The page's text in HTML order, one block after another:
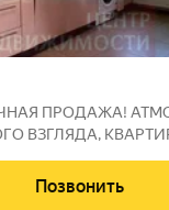
ПРОДАЖА!
ВЗГЛЯДА,
в самом
Позвонить